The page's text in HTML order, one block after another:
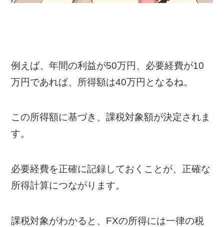
例えば、年間の利益が50万円、必要経費が10
万円であれば、所得額は40万円となるね。
この所得額に基づき、課税対象額が決定されま
す。
必要経費を正確に記録しておくことが、正確な
所得計算につながります。
課税対象がわかると、FXの所得には一律の税